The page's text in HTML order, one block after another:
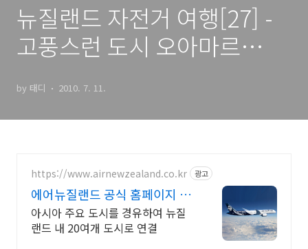
뉴질랜드 자전거 여행[27] -
고풍스런 도시 오아마르
by 태디 2010. 7. 11.
https://www.airnewzealand.co.kr 광고
에어뉴질랜드 공식 홈페이지 항
공권 예약 및 여행 정보
아시아 주요 도시를 경유하여 뉴질
랜드 내 20여개 도시로 연결